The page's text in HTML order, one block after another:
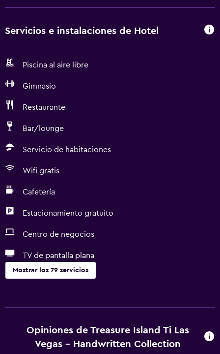
Servicios e instalaciones de Hotel
Piscina al aire libre
Gimnasio
Restaurante
Bar/lounge
Servicio de habitaciones
Wifi gratis
Cafetería
Estacionamiento gratuito
Centro de negocios
TV de pantalla plana
Mostrar los 79 servicios
Cajero automático/banco
Centro de negocios
Renta de autos
Opiniones de Treasure Island Ti Las
Vegas - Handwritten Collection